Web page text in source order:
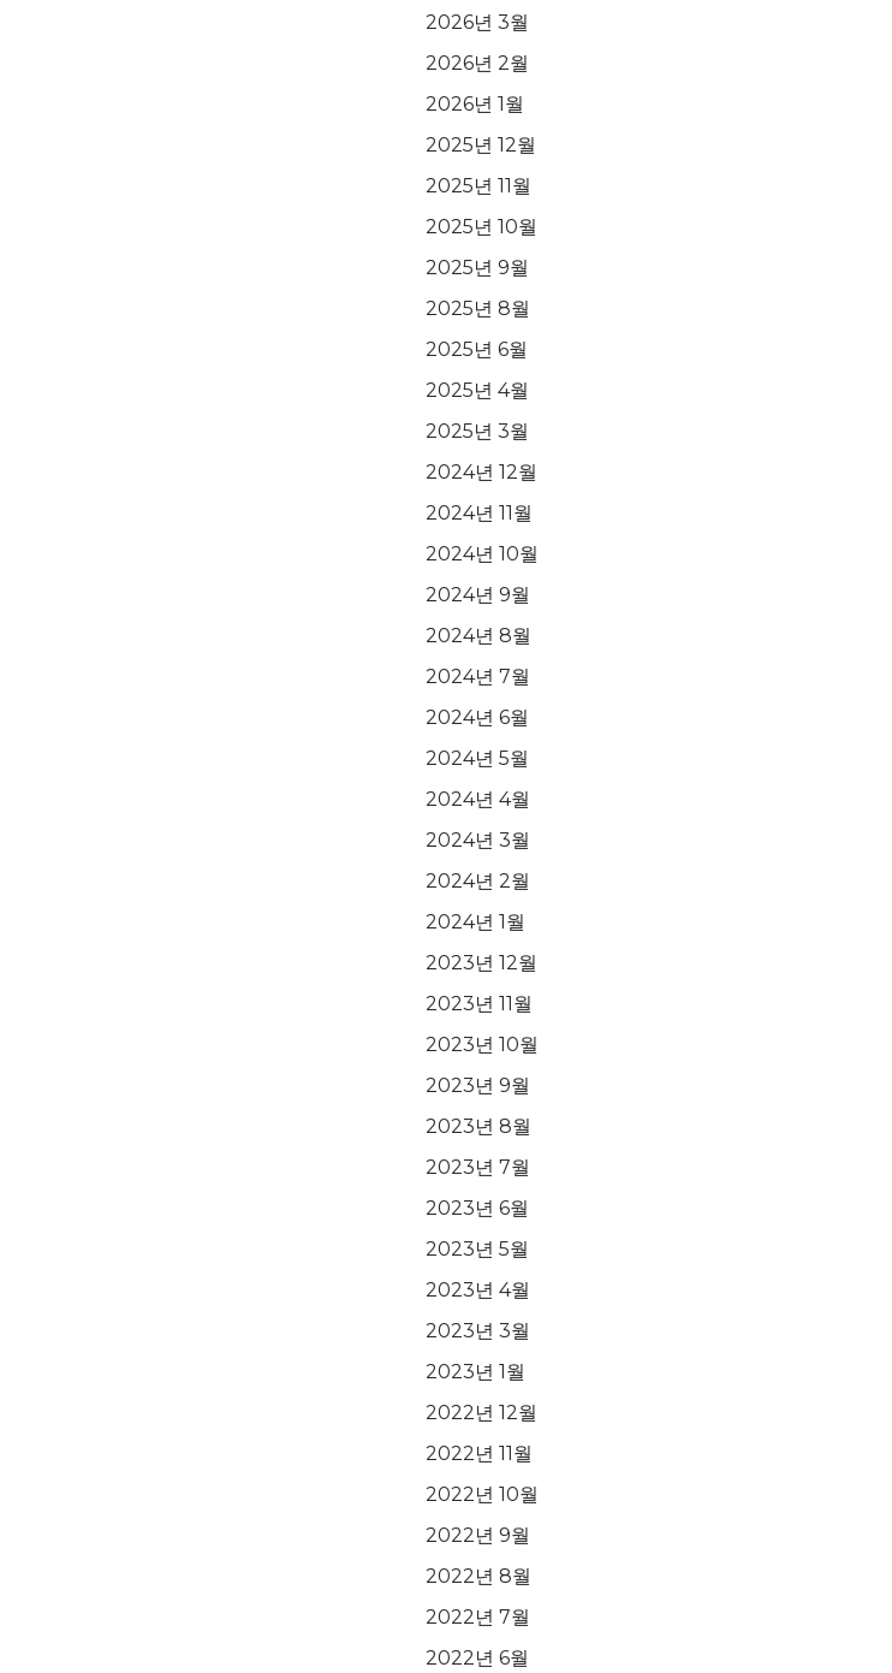
2026년 3월
2026년 2월
2026년 1월
2025년 12월
2025년 11월
2025년 10월
2025년 9월
2025년 8월
2025년 6월
2025년 4월
2025년 3월
2024년 12월
2024년 11월
2024년 10월
2024년 9월
2024년 8월
2024년 7월
2024년 6월
2024년 5월
2024년 4월
2024년 3월
2024년 2월
2024년 1월
2023년 12월
2023년 11월
2023년 10월
2023년 9월
2023년 8월
2023년 7월
2023년 6월
2023년 5월
2023년 4월
2023년 3월
2023년 1월
2022년 12월
2022년 11월
2022년 10월
2022년 9월
2022년 8월
2022년 7월
2022년 6월